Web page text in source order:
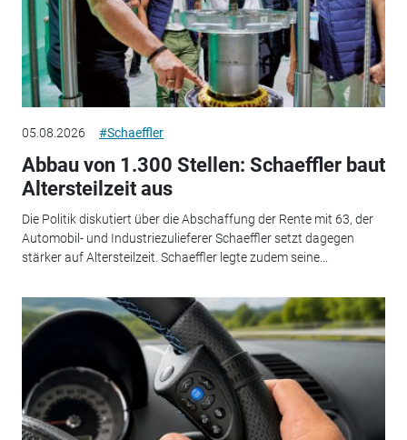
05.08.2026 #Schaeffler
Abbau von 1.300 Stellen: Schaeffler baut
Altersteilzeit aus
Die Politik diskutiert über die Abschaffung der Rente mit 63, der
Automobil- und Industriezulieferer Schaeffler setzt dagegen
stärker auf Altersteilzeit. Schaeffler legte zudem seine...